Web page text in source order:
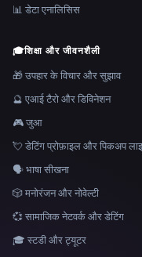
📊 डेटा एनालिसिस
🎓शिक्षा और जीवनशैली
🎁 उपहार के विचार और सुझाव
🔮 एआई टैरो और डिविनेशन
🎮 जुआ
💘 डेटिंग प्रोफ़ाइल और पिकअप
🗣️ भाषा सीखना
🎲 मनोरंजन और नोवेल्टी
💞 सामाजिक नेटवर्क और डेटिंग
🎓 स्टडी और ट्यूटर